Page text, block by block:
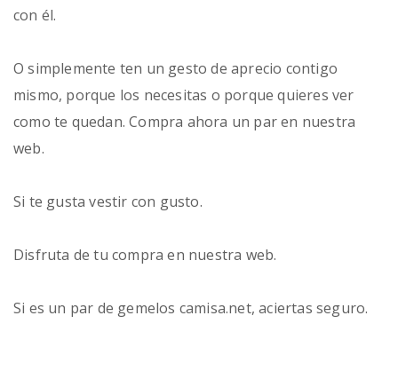
con él.
O simplemente ten un gesto de aprecio contigo
mismo, porque los necesitas o porque quieres ver
como te quedan. Compra ahora un par en nuestra
web.
Si te gusta vestir con gusto.
Disfruta de tu compra en nuestra web.
Si es un par de gemelos camisa.net, aciertas seguro.